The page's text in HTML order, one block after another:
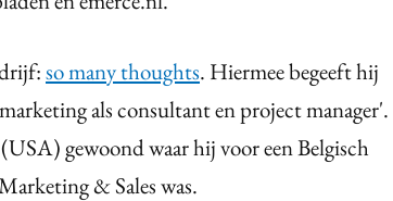
so many thoughts. Hiermee begeeft hij
als consultant en project manager'.
gewoond waar hij voor een Belgisch
& Sales was.